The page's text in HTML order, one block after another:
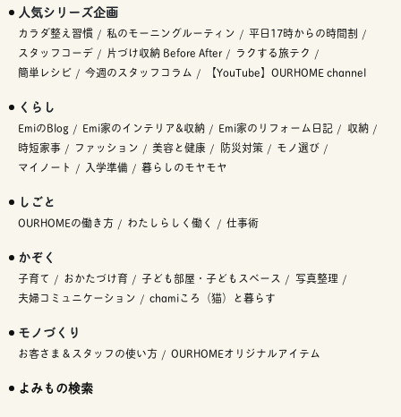
人気シリーズ企画
カラダ整え習慣 私のモーニングルーティン
平日17時からの時間割
スタッフコーデ
片づけ収納 Before After
ラクする旅テク
簡単レシピ
今週のスタッフコラム 【YouTube】OURHOME channel
くらし
EmiのBlog Emi家のインテリア&収納 Emi家のリフォーム日記
収納
時短家事
ファッション 美容と健康 防災対策
モノ選び
マイノート
入学準備 暮らしのモヤモヤ
しごと
OURHOMEの働き方 わたしらしく働く 仕事術
かぞく
子育て おかたづけ育 子ども部屋・子どもスペース
写真整理
夫婦コミュニケーション
chamiころ（猫）と暮らす
モノづくり
お客さま＆スタッフの使い方 OURHOMEオリジナルアイテム
よみもの検索